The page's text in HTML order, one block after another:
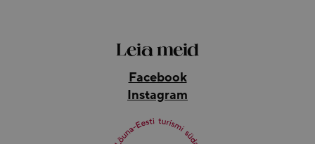
Leia meid
Facebook
Instagram